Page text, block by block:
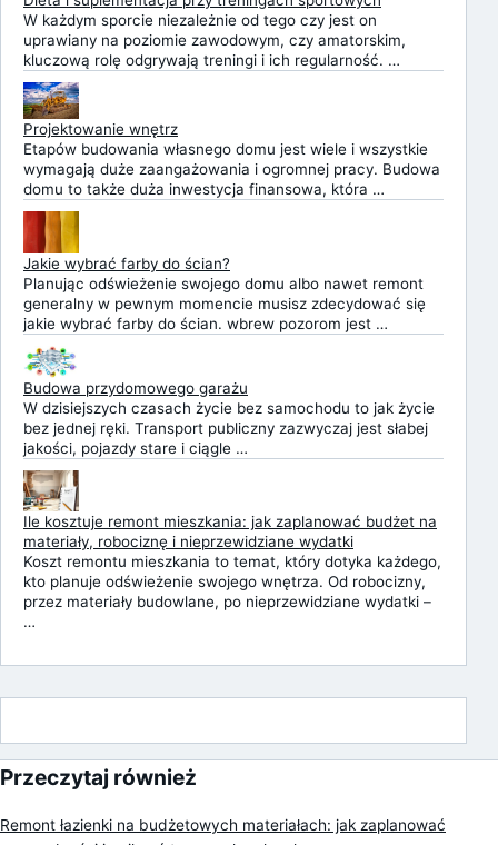
W każdym sporcie niezależnie od tego czy jest on
uprawiany na poziomie zawodowym, czy amatorskim,
kluczową rolę odgrywają treningi i ich regularność. …
Projektowanie wnętrz
Etapów budowania własnego domu jest wiele i wszystkie
wymagają duże zaangażowania i ogromnej pracy. Budowa
domu to także duża inwestycja finansowa, która …
Jakie wybrać farby do ścian?
Planując odświeżenie swojego domu albo nawet remont
generalny w pewnym momencie musisz zdecydować się
jakie wybrać farby do ścian. wbrew pozorom jest …
Budowa przydomowego garażu
W dzisiejszych czasach życie bez samochodu to jak życie
bez jednej ręki. Transport publiczny zazwyczaj jest słabej
jakości, pojazdy stare i ciągle …
Ile kosztuje remont mieszkania: jak zaplanować budżet na
materiały, robociznę i nieprzewidziane wydatki
Koszt remontu mieszkania to temat, który dotyka każdego,
kto planuje odświeżenie swojego wnętrza. Od robocizny,
przez materiały budowlane, po nieprzewidziane wydatki –
…
Przeczytaj również
Remont łazienki na budżetowych materiałach: jak zaplanować